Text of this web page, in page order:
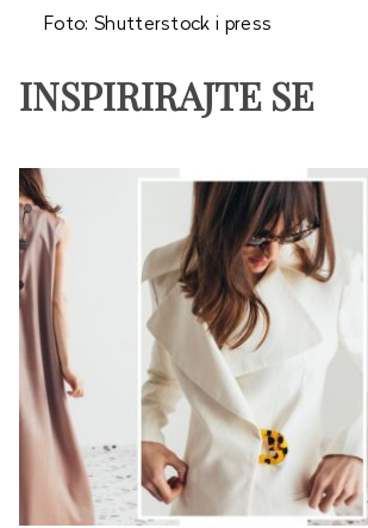
Foto: Shutterstock i press
INSPIRIRAJTE SE